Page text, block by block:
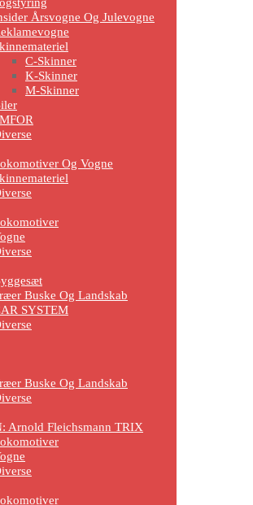
Årsvogne Og Julevogne
C-Skinner
K-Skinner
M-Skinner
Og Vogne
Buske Og Landskab
SYSTEM
Buske Og Landskab
Arnold Fleichsmann TRIX